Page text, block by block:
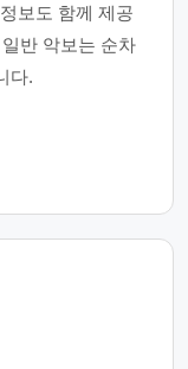
보도 함께 제공
반 악보는 순차
다.